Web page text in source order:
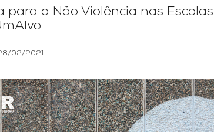
para a Não Violência nas Escolas |
02/2021